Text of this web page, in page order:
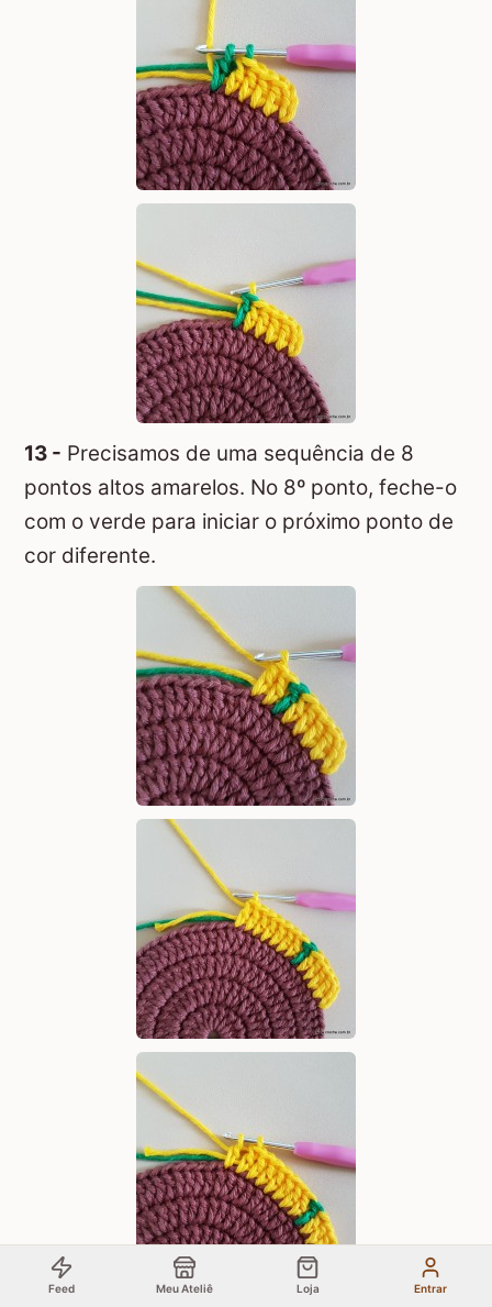
13 - Precisamos de uma sequência de 8
pontos altos amarelos. No 8º ponto, feche-o
com o verde para iniciar o próximo ponto de
cor diferente.
Feed Meu Ateliê Loja Entrar